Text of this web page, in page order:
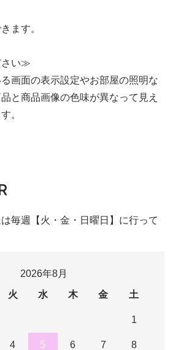
ます。
さい≫
画面の表示設定やお部屋の照明な
と商品画像の色味が異なって見え
。
毎週【火・金・日曜日】に行って
2026年8月
火 水 木 金 土
1
4 5 6 7 8